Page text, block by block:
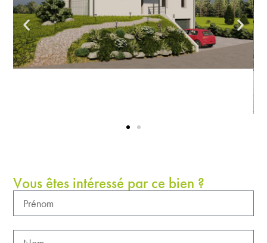
Vous êtes intéressé par ce bien ?